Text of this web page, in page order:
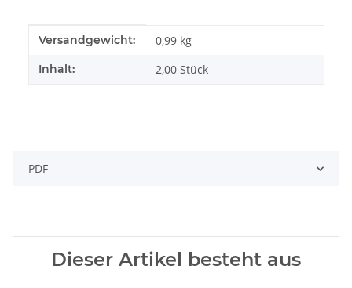
Produkteigenschaft
Wert
Versandgewicht: 0,99 kg
Inhalt: 2,00 Stück
PDF
Dieser Artikel besteht aus